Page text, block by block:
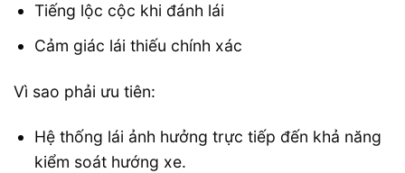
Tiếng lộc cộc khi đánh lái
Cảm giác lái thiếu chính xác
Vì sao phải ưu tiên:
Hệ thống lái ảnh hưởng trực tiếp đến khả năng
kiểm soát hướng xe.